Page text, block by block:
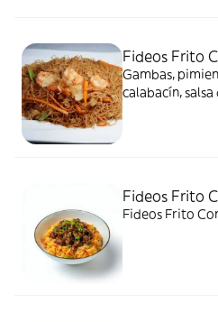
Fideos Frito
Gambas,
calabacín, salsa
Fideos Frito
Fideos Frito